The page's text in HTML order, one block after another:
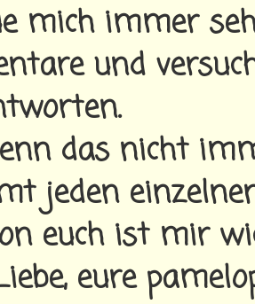
mich immer
und
das nicht
jeden
euch ist mir
eure